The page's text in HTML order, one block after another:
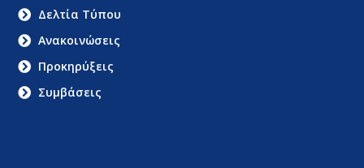
Δελτία Τύπου
Ανακοινώσεις
Προκηρύξεις
Συμβάσεις